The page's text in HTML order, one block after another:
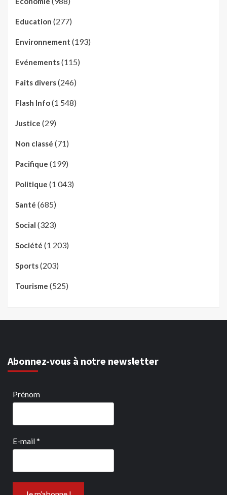
Education (277)
Environnement (193)
Evénements(115)
Faits divers(246)
Flash Info(1 548)
Justice (29)
Non classé (71)
Pacifique (199)
Politique (1 043)
Santé (685)
Social (323)
Société (1 203)
Sports(203)
Tourisme (525)
Abonnez-vous à notre newsletter
Prénom
E-mail*